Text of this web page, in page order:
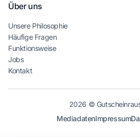
Über uns
Unsere Philosophie
Häufige Fragen
Funktionsweise
Jobs
Kontakt
2026 ©
MediadatenImpressum